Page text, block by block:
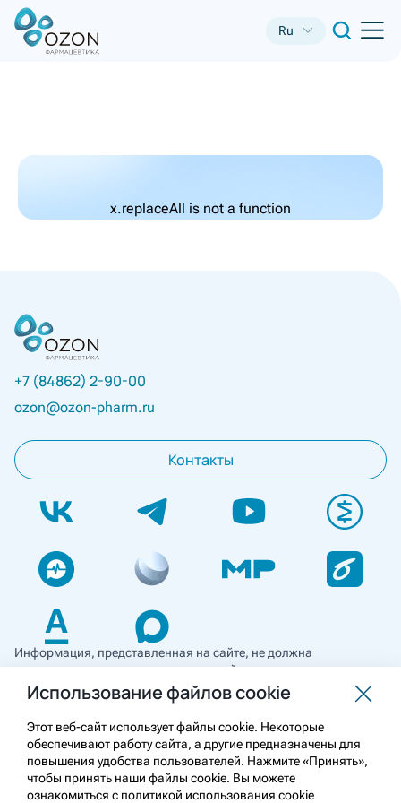
Ru
x.replaceAll is not a function
+7 (84862) 2-90-00
ozon@ozon-pharm.ru
Контакты
Информация, представленная на сайте, не должна
использоваться для самостоятельной диагностики и лечения
и не может служить заменой очной консультации врача. Перед
применением необходимо ознакомиться
с противопоказаниями препарата. Информация
о лекарственных средствах рецептурного отпуска
предназначена для медицинских и фармацевтических
работников.
Использование файлов cookie
Этот веб-сайт использует файлы cookie. Некоторые
обеспечивают работу сайта, а другие предназначены для
повышения удобства пользователей. Нажмите «Принять»,
чтобы принять наши файлы cookie. Вы можете
ознакомиться с политикой использования cookie